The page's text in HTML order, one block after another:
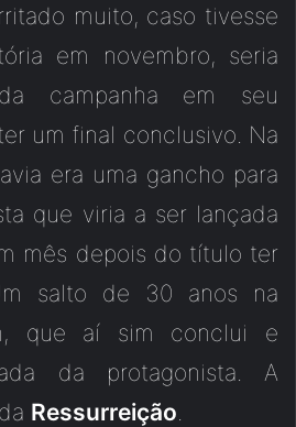
muito, caso tivesse
em novembro, seria
campanha em seu
um final conclusivo. Na
era uma gancho para
que viria a ser lançada
mês depois do título ter
salto de 30 anos na
que aí sim conclui e
da protagonista. A
Ressurreição